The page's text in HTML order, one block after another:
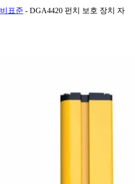
비표준 - DGA4420 펀치 보호 장치 자